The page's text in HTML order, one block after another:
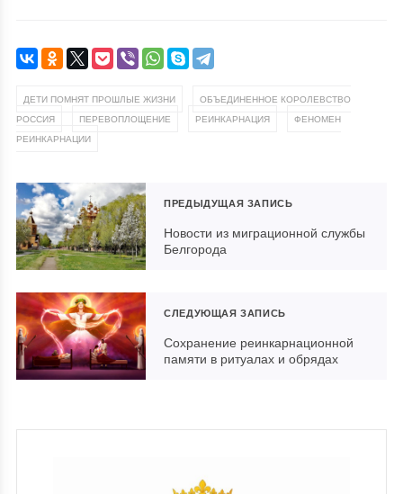
ДЕТИ ПОМНЯТ ПРОШЛЫЕ ЖИЗНИ
ОБЪЕДИНЕННОЕ КОРОЛЕВСТВО
РОССИЯ
ПЕРЕВОПЛОЩЕНИЕ РЕИНКАРНАЦИЯ
ФЕНОМЕН
РЕИНКАРНАЦИИ
ПРЕДЫДУЩАЯ ЗАПИСЬ
Новости из миграционной службы
Белгорода
СЛЕДУЮЩАЯ ЗАПИСЬ
Сохранение реинкарнационной
памяти в ритуалах и обрядах